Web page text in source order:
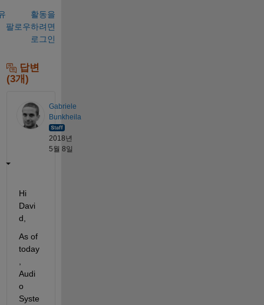
활동을
팔로우하려면
로그인
답변
(3개)
Gabriele
Bunkheila
2018년
5월 8일
Hi
Davi
d,
As of
today
Audi
o
Syste